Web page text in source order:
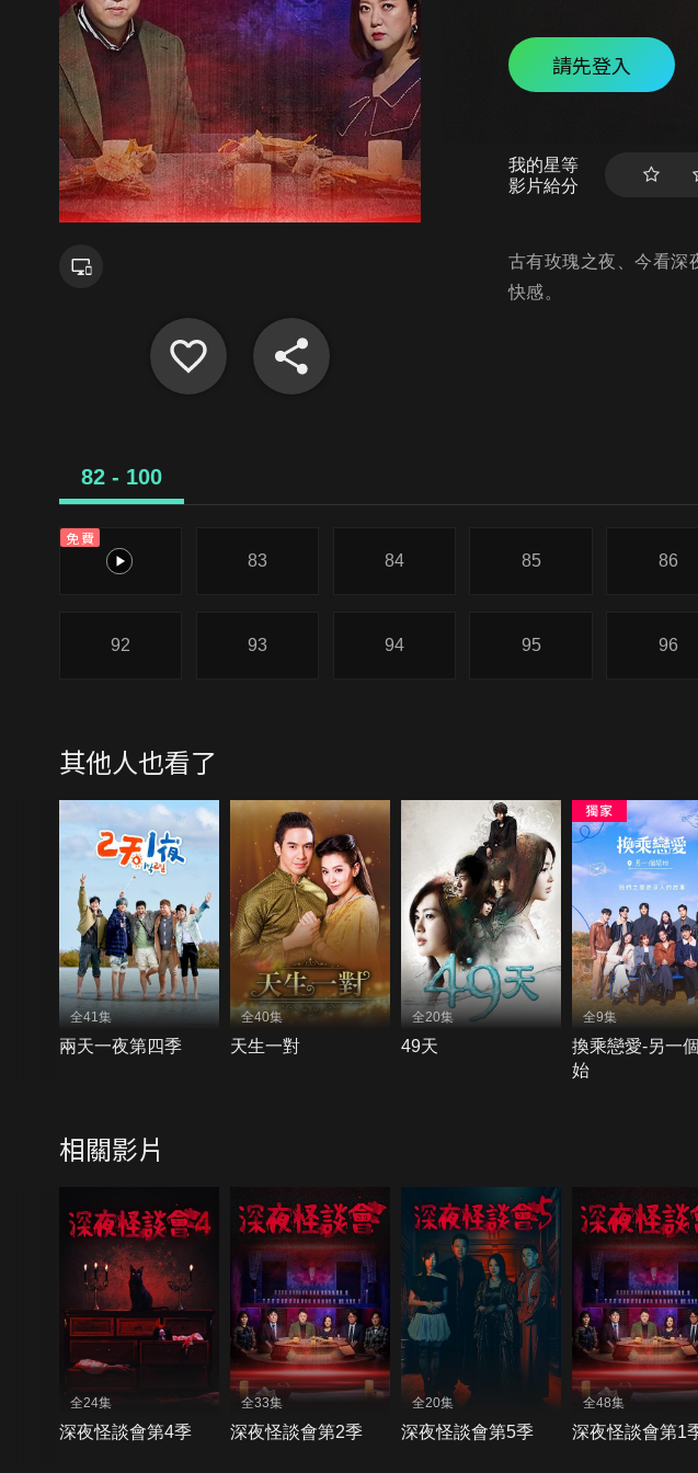
請先登入
我的星等
影片給分
古有玫瑰之夜、今看深
快感。
82 - 100
免費
82
83 84 85 86
92 93 94 95 96
其他人也看了
全41集
兩天一夜第四季
全40集
天生一對
全20集
49天
全9集
換乘戀愛-另一
始
相關影片
全24集
深夜怪談會第4季
全33集
深夜怪談會第2季
全20集
深夜怪談會第5季
全48集
深夜怪談會第1